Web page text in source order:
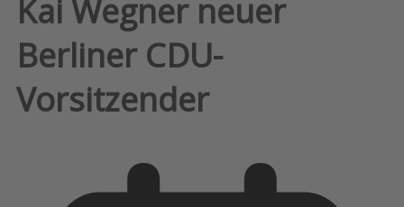
Kai Wegner neuer
Berliner CDU-
Vorsitzender